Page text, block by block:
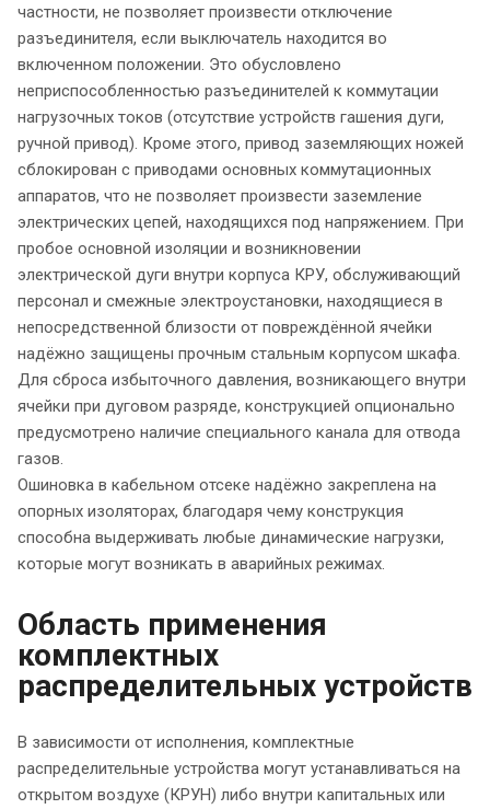
частности, не позволяет произвести отключение
разъединителя, если выключатель находится во
включенном положении. Это обусловлено
неприспособленностью разъединителей к коммутации
нагрузочных токов (отсутствие устройств гашения дуги,
ручной привод). Кроме этого, привод заземляющих ножей
сблокирован с приводами основных коммутационных
аппаратов, что не позволяет произвести заземление
электрических цепей, находящихся под напряжением. При
пробое основной изоляции и возникновении
электрической дуги внутри корпуса КРУ, обслуживающий
персонал и смежные электроустановки, находящиеся в
непосредственной близости от повреждённой ячейки
надёжно защищены прочным стальным корпусом шкафа.
Для сброса избыточного давления, возникающего внутри
ячейки при дуговом разряде, конструкцией опционально
предусмотрено наличие специального канала для отвода
газов.
Ошиновка в кабельном отсеке надёжно закреплена на
опорных изоляторах, благодаря чему конструкция
способна выдерживать любые динамические нагрузки,
которые могут возникать в аварийных режимах.
Область применения
комплектных
распределительных устройств
В зависимости от исполнения, комплектные
распределительные устройства могут устанавливаться на
открытом воздухе (КРУН) либо внутри капитальных или